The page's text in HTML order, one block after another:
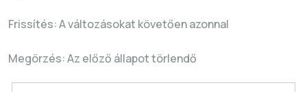
Frissítés: A változásokat követően azonnal
Megörzés: Az előző állapot törlendő